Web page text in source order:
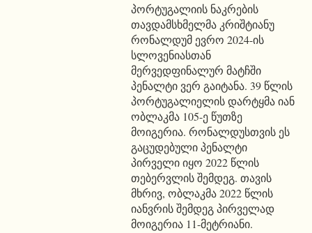
პორტუგალიის ნაკრების
თავდამსხმელმა კრიშტიანუ
რონალდუმ ევრო 2024-ის
სლოვენიასთან
მერვედფინალურ მატჩში
პენალტი ვერ გაიტანა. 39 წლის
პორტუგალიელის დარტყმა იან
ობლაკმა 105-ე წუთზე
მოიგერია. რონალდუსთვის ეს
გაცუდებული პენალტი
პირველი იყო 2022 წლის
თებერვლის შემდეგ. თავის
მხრივ, ობლაკმა 2022 წლის
იანვრის შემდეგ პირველად
მოიგერია 11-მეტრიანი.